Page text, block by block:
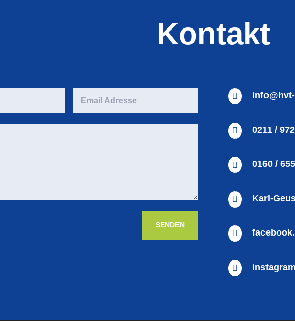
Kontakt
SENDEN

 0211 /
 0160 /
 Karl-

